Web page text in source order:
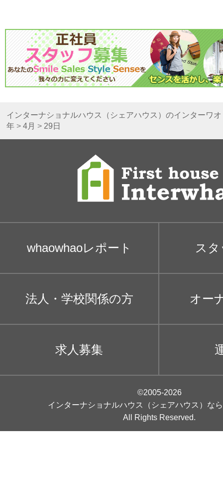
インターナショナルハウス（シェアハウス）のインターワオ
年> 4月 > 29日
whaowhaoレポート ス
法人・学校関係の方 オー
求人募集
©2005-2026
インターナショナルハウス（シェアハウス）な
All Rights Reserved.